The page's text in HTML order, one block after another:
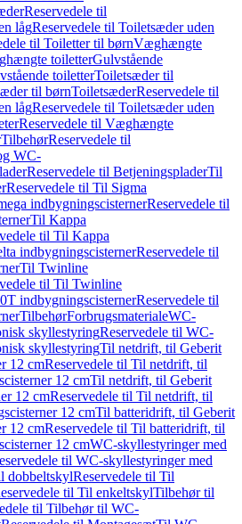
Reservedele til
lågReservedele til Toiletsæder uden
til Toiletter til børnVæghængte
toiletterGulvstående
toiletterToiletsæder til
til børnToiletsæderReservedele til
lågReservedele til Toiletsæder uden
Reservedele til Væghængte
TilbehørReservedele til
WC-
Reservedele til BetjeningspladerTil
Reservedele til Til Sigma
indbygningscisternerReservedele til
Til Kappa
til Til Kappa
indbygningscisternerReservedele til
Til Twinline
til Til Twinline
indbygningscisternerReservedele til
TilbehørForbrugsmaterialeWC-
skyllestyringReservedele til WC-
skyllestyringTil netdrift, til Geberit
12 cmReservedele til Til netdrift, til
12 cmTil netdrift, til Geberit
12 cmReservedele til Til netdrift, til
12 cmTil batteridrift, til Geberit
12 cmReservedele til Til batteridrift, til
12 cmWC-skyllestyringer med
til WC-skyllestyringer med
dobbeltskylReservedele til Til
til Til enkeltskylTilbehør til
til Tilbehør til WC-